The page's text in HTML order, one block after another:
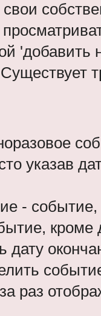
указав
-
дату
раз